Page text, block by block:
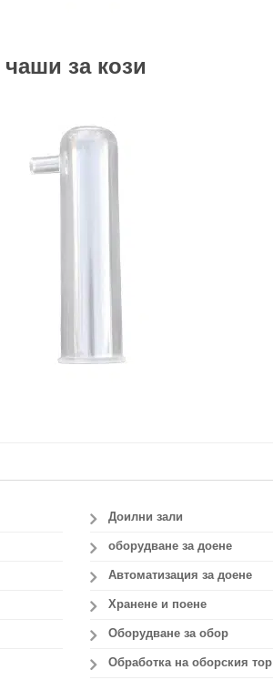
за кози
Доилни зали
оборудване за доене
Автоматизация за доене
Хранене и поене
Оборудване за обор
Обработка на оборския тор